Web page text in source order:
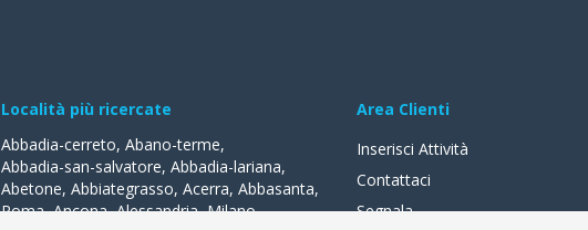
Località più ricercate
Abbadia-cerreto, Abano-terme,
Abbadia-san-salvatore, Abbadia-lariana,
Abetone, Abbiategrasso, Acerra, Abbasanta,
Roma,Ancona,Alessandria,Milano,
Area Clienti
Inserisci Attività
Contattaci
Segnala